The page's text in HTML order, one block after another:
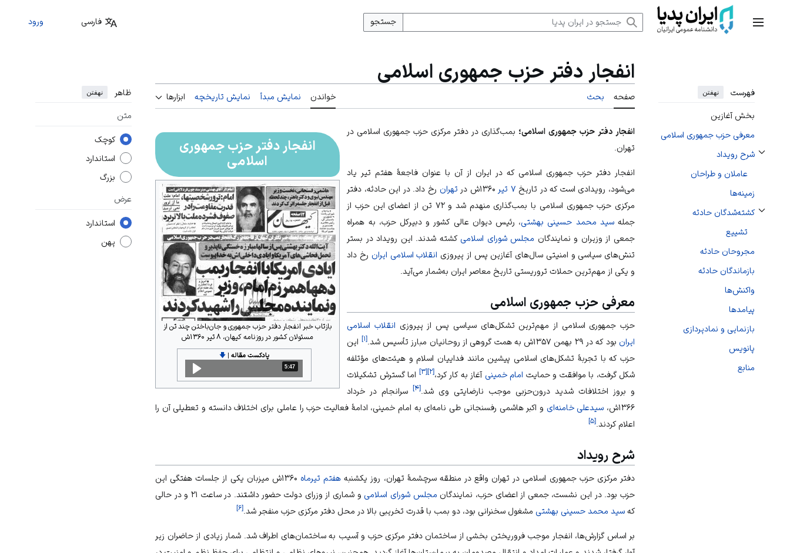
منوی اصلی
جستجو فارسی ورود
فهرست نهفتن
بخش آغازین
معرفی حزب جمهوری اسلامی
شرح رویداد
تغییر وضعیت زیربخش‌های شرح رویداد
عاملان و طراحان
زمینه‌ها
کشته‌شدگان حادثه
تغییر وضعیت زیربخش‌های کشته‌شدگان حادثه
تشییع
مجروحان حادثه
بازماندگان حادثه
واکنش‌ها
پیامدها
بازنمایی و نمادپردازی
پانویس
منابع
انفجار دفتر حزب جمهوری اسلامی
صفحه بحث خواندن نمایش مبدأ نمایش تاریخچه ابزارها ظاهر نهفتن
متن
کوچک
استاندارد
بزرگ
عرض
استاندارد
پهن
انفجار دفتر حزب جمهوری
اسلامی
بازتاب خبر انفجار دفتر حزب جمهوری و جان‌باختن چند تن از
مسئولان کشور در روزنامه کیهان، ۸ تیر ۱۳۶۰ش
پادکست مقاله |
🡇
مدت: 5 دقیقه و 47 ثانیه
5:47
انفجار دفتر حزب جمهوری اسلامی؛ بمب‌گذاری در دفتر مرکزی حزب جمهوری اسلامی در
تهران.
انفجار دفتر حزب جمهوری اسلامی که در ایران از آن با عنوان فاجعهٔ هفتم تیر یاد
می‌شود، رویدادی است که در تاریخ ۷ تیر تهران رخ داد. در این حادثه، دفتر
مرکزی حزب جمهوری اسلامی با بمب‌گذاری منهدم شد و ۷۲ تن از اعضای این حزب از
جملهسید محمد حسینی بهشتی، رئیس دیوان عالی کشور و دبیرکل حزب، به همراه
جمعی از وزیران و نمایندگان مجلس شورای اسلامی کشته شدند. این رویداد در بستر
تنش‌های سیاسی و امنیتی سال‌های آغازین پس از پیروزی انقلاب اسلامی ایران رخ داد
و یکی از مهم‌ترین حملات تروریستی تاریخ معاصر ایران به‌شمار می‌آید.
معرفی حزب جمهوری اسلامی
حزب جمهوری اسلامی از مهم‌ترین تشکل‌های سیاسی پس از پیروزی انقلاب اسلامی
ایران بود که در ۲۹ بهمن [۱] این
حزب که با تجربهٔ تشکل‌های اسلامی پیشین مانندفداییان اسلاموهیئت‌های مؤتلفه
شکل گرفت، با موافقت و حمایت امام خمینی آغاز به کار کرد،[۲]
[۳] اما گسترش تشکیلات
و بروز اختلافات شدید درون‌حزبی موجب نارضایتی وی شد.[۴]سرانجام در خرداد
۱۳۶۶ش،
سیدعلی خامنه‌ای و اکبر هاشمی رفسنجانی طی نامه‌ای به امام خمینی، ادامهٔ فعالیت حزب را عاملی برای اختلاف دانسته و تعطیلی آن را
اعلام کردند.[۵]
شرح رویداد
دفتر مرکزی حزب جمهوری اسلامی در تهران واقع در منطقه سرچشمهٔ تهران، روز یکشنبه هفتم تیرماه
۱۳۶۰ش میزبان یکی از جلسات هفتگی این
حزب بود. در این نشست، جمعی از اعضای حزب، نمایندگان مجلس شورای اسلامی
و شماری از وزرای دولت حضور داشتند. در ساعت ۲۱ و در حالی
که سید محمد حسینی بهشتی مشغول سخنرانی بود، دو بمب با قدرت تخریبی بالا در محل دفتر مرکزی حزب منفجر شد.[۶]
بر اساس گزارش‌ها، انفجار موجب فروریختن بخشی از ساختمان دفتر مرکزی حزب و آسیب به ساختمان‌های اطراف شد. شمار زیادی از حاضران زیر